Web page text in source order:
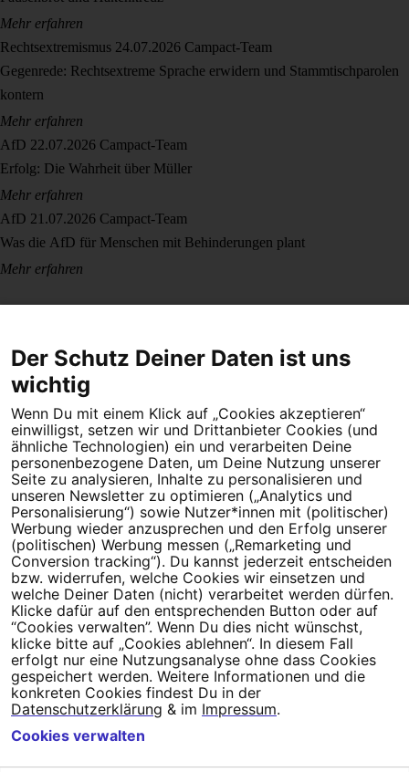
Mehr erfahren
Rechtsextremismus 24.07.2026 Campact-Team
Gegenrede: Rechtsextreme Sprache erwidern und Stammtischparolen
kontern
Mehr erfahren
AfD 22.07.2026 Campact-Team
Erfolg: Die Wahrheit über Müller
Mehr erfahren
AfD 21.07.2026 Campact-Team
Was die AfD für Menschen mit Behinderungen plant
Mehr erfahren
Dein Engagement macht den Unterschied. Schließe Dich 4,5
Millionen Menschen an.
Newsletter bestellen
Campact e.V.
IBAN DE95 2‍5‍1‍2 0‍5‍1‍0 6‍9‍8‍0 0‍0‍0‍0 0‍0
SozialBank
Direkt online spenden
NewsletterHilfe und
FAQKontakt DatenschutzImpressumCookie Einstellungen
Der Schutz Deiner Daten ist uns
wichtig
Wenn Du mit einem Klick auf „Cookies akzeptieren“
einwilligst, setzen wir und Drittanbieter Cookies (und
ähnliche Technologien) ein und verarbeiten Deine
personenbezogene Daten, um Deine Nutzung unserer
Seite zu analysieren, Inhalte zu personalisieren und
unseren Newsletter zu optimieren („Analytics und
Personalisierung“) sowie Nutzer*innen mit (politischer)
Werbung wieder anzusprechen und den Erfolg unserer
(politischen) Werbung messen („Remarketing und
Conversion tracking“). Du kannst jederzeit entscheiden
bzw. widerrufen, welche Cookies wir einsetzen und
welche Deiner Daten (nicht) verarbeitet werden dürfen.
Klicke dafür auf den entsprechenden Button oder auf
“Cookies verwalten”. Wenn Du dies nicht wünschst,
klicke bitte auf „Cookies ablehnen“. In diesem Fall
erfolgt nur eine Nutzungsanalyse ohne dass Cookies
gespeichert werden. Weitere Informationen und die
konkreten Cookies findest Du in der
Datenschutzerklärung & im Impressum.
Cookies verwalten